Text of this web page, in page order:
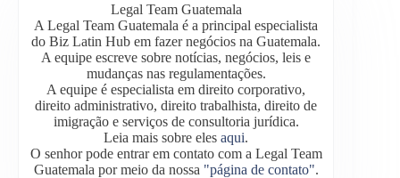
Legal Team Guatemala
A Legal Team Guatemala é a principal especialista
do Biz Latin Hub em fazer negócios na Guatemala.
A equipe escreve sobre notícias, negócios, leis e
mudanças nas regulamentações.
A equipe é especialista em direito corporativo,
direito administrativo, direito trabalhista, direito de
imigração e serviços de consultoria jurídica.
Leia mais sobre elesaqui.
O senhor pode entrar em contato com a Legal Team
Guatemala por meio da nossa "página de contato".